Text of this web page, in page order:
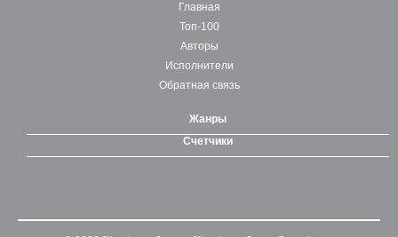
Главная
Топ-100
Авторы
Исполнители
Обратная связь
Жанры
Счетчики